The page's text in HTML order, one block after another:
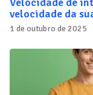
velocidade da
1 de outubro de 2025